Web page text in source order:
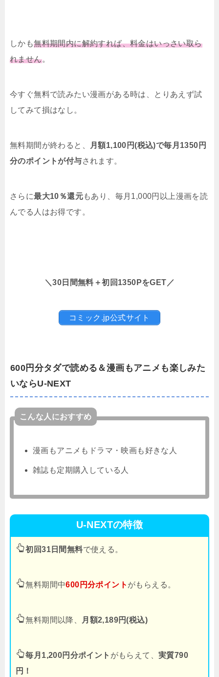
しかも無料期間内に解約すれば、料金はいっさい取ら
れません。
今すぐ無料で読みたい漫画がある時は、とりあえず試
してみて損はなし。
無料期間が終わると、
月額1,100円(税込)で毎月1350円
分のポイントが付与されます。
さらに最大10％還元もあり、毎月1,000円以上漫画を読
んでる人はお得です。
＼30日間無料＋初回1350PをGET／
コミック.jp公式サイト
600円分タダで読める＆漫画もアニメも楽しみた
いならU-NEXT
こんな人におすすめ
漫画もアニメもドラマ・映画も好きな人
雑誌も定期購入している人
U-NEXTの特徴
初回31日間無料で使える。
無料期間中600円分ポイント がもらえる。
無料期間以降、 月額2,189円(税込)
毎月1,200円分ポイント がもらえて、実質790
円！